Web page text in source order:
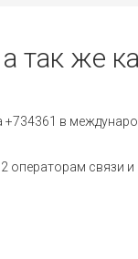
так же
в
связи и